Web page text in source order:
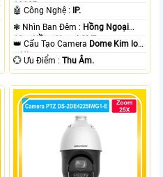
1080P .
🤖️ Công Nghệ :
IP.
❃ Nhìn Ban Đêm : Hồng Ngoại
10m Hồng Ngoại SMD.
👑 Cấu Tạo Camera Dome Kim loại
+ Nhựa.
️💮 Ưu Điểm :Thu Âm.